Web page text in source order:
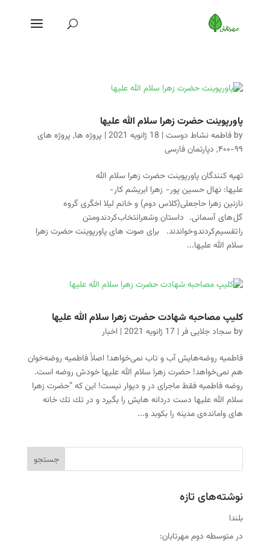
پاورپوینت حضرت زهرا سلام الله علیها
by فاطمه نشاط دوست| 18 ژانویه 2021 | پروژه ها, پروژه های
۹۹-۴۰۰
, دپارتمان فارسی
تهیه کنندگان پاورپوینت حضرت زهرا سلام الله
علیها: نهال حسین پور- زهرا ابریشم کار-
نازنین زهرا حاجعلی(کلاس دوم) و خانم لیلا اخگری گروه
گل های آسمانی. داستان وشعرانتخاب کردند ومتن
را تقسیم کردند و خواندند. برای صوت های پاورپوینت حضرت زهرا
سلام الله علیها...
کلیپ مصاحبه‌ شهادت حضرت زهرا سلام الله علیها
by سجاد جلایی فر| 17 ژانویه 2021 | اخبار
فاطمیه روضه‌هایش آب و تاب نمی‌خواهد! اصلاً فاطمیه روضه‌خوان
هم نمی‌خواهد! حضرت زهرا سلام الله علیها خودش روضه است.
روضه فاطمیه فقط ماجرای در و دیوار نیست! این كه “حضرت زهرا
سلام الله علیها دست دردانه هایش را بگیرد و در تك تك خانه
های وامانده‌ی مدینه را بكوبد و...
نوشته‌های تازه
بلندا
در متوسطه دوم مهرتابان: